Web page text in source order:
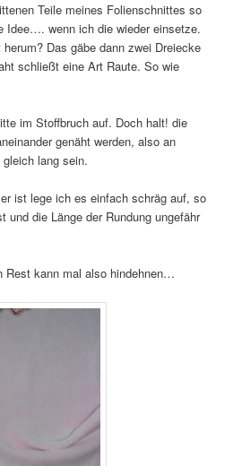
Teile meines Folienschnittes so
Idee…. wenn ich die wieder einsetze.
Das gäbe dann zwei Dreiecke
schließt eine Art Raute. So wie
im Stoffbruch auf. Doch halt! die
genäht werden, also an
lang sein.
ist lege ich es einfach schräg auf, so
und die Länge der Rundung ungefähr
Rest kann mal also hindehnen…